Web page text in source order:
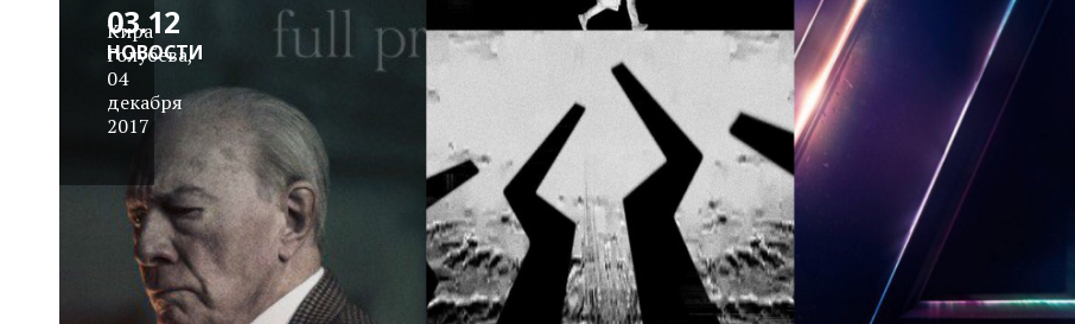
03.12
Кира
Голубева,
04
декабря
2017
НОВОСТИ